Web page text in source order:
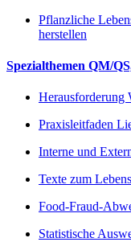
Pflanzliche
herstellen
Spezialthemen QM/
Herausforderung
Praxisleitfaden
Interne und
Texte zum
Food-Fraud-
Statistische